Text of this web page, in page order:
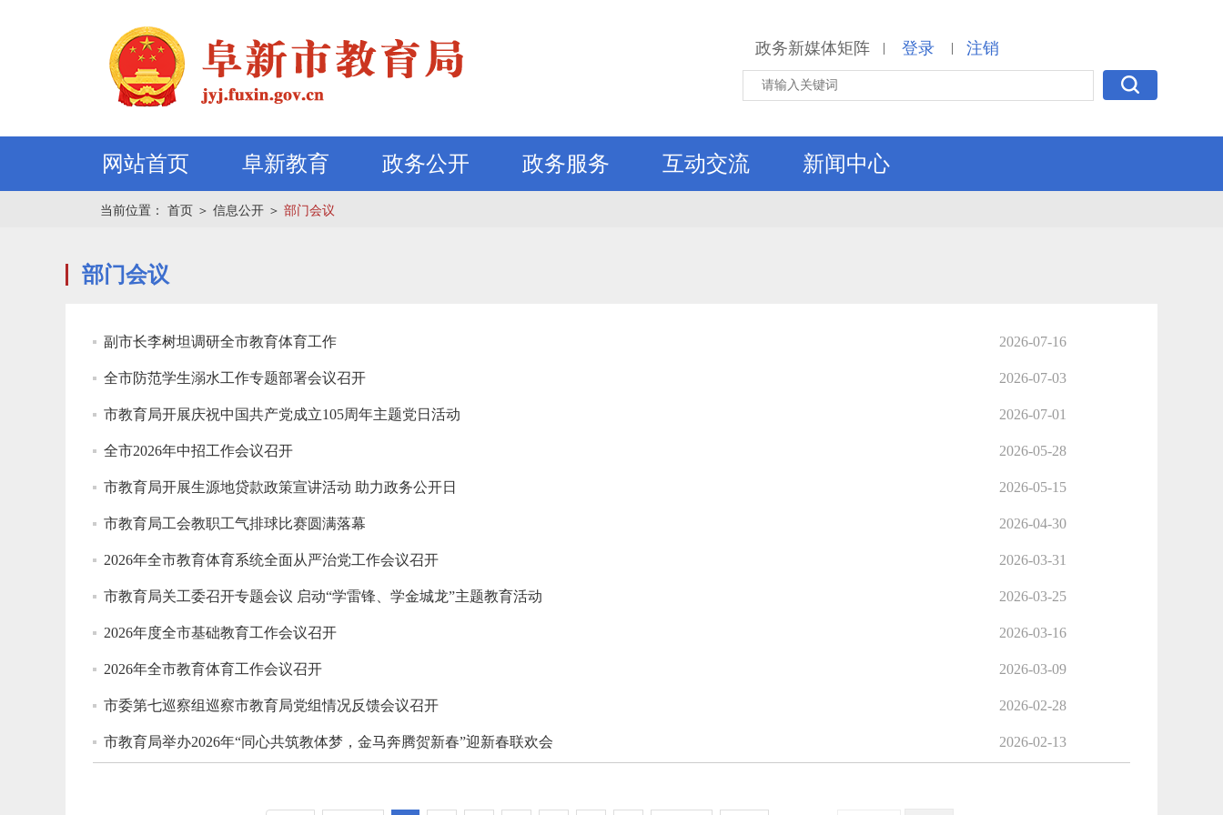
政务新媒体矩阵 | 登录 | 注销
网站首页 阜新教育 政务公开 政务服务 互动交流 新闻中心
当前位置： 首页 ＞ 信息公开 ＞ 部门会议
部门会议
副市长李树坦调研全市教育体育工作 2026-07-16
全市防范学生溺水工作专题部署会议召开 2026-07-03
市教育局开展庆祝中国共产党成立105周年主题党日活动 2026-07-01
全市2026年中招工作会议召开 2026-05-28
市教育局开展生源地贷款政策宣讲活动 助力政务公开日 2026-05-15
市教育局工会教职工气排球比赛圆满落幕 2026-04-30
2026年全市教育体育系统全面从严治党工作会议召开 2026-03-31
市教育局关工委召开专题会议 启动“学雷锋、学金城龙”主题教育活动 2026-03-25
2026年度全市基础教育工作会议召开 2026-03-16
2026年全市教育体育工作会议召开 2026-03-09
市委第七巡察组巡察市教育局党组情况反馈会议召开 2026-02-28
市教育局举办2026年“同心共筑教体梦，金马奔腾贺新春”迎新春联欢会 2026-02-13